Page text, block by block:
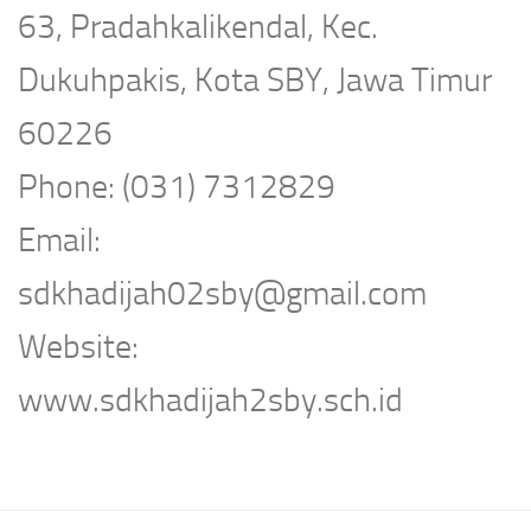
63, Pradahkalikendal, Kec.
Dukuhpakis, Kota SBY, Jawa Timur
60226
Phone: (031) 7312829
Email:
sdkhadijah02sby@gmail.com
Website:
www.sdkhadijah2sby.sch.id